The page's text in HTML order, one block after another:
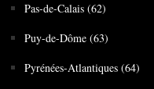
Pas-de-Calais (62)
Puy-de-Dôme (63)
Pyrénées-Atlantiques (64)